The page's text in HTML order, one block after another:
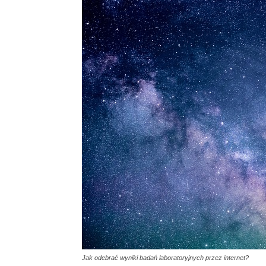
Jak odebrać wyniki badań laboratoryjnych przez internet?